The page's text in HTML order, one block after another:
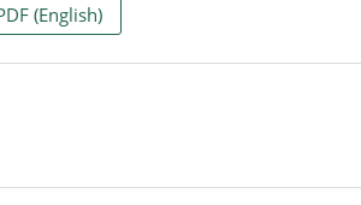
(English)